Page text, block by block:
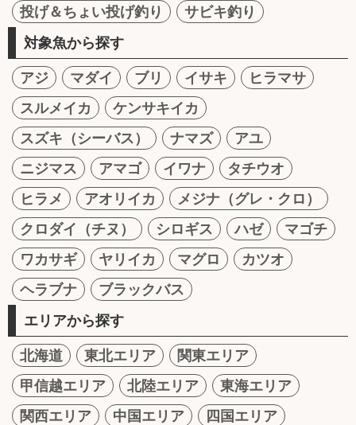
投げ＆ちょい投げ釣り
サビキ釣り
対象魚から探す
アジ マダイ ブリ イサキ
ヒラマサ
スルメイカ
ケンサキイカ
スズキ（シーバス）
ナマズ
アユ
ニジマス
アマゴ イワナ
タチウオ
ヒラメ
アオリイカ
メジナ（グレ・クロ）
クロダイ（チヌ）
シロギス ハゼ
マゴチ
ワカサギ
ヤリイカ マグロ
カツオ
ヘラブナ
ブラックバス
エリアから探す
北海道 東北エリア
関東エリア
甲信越エリア
北陸エリア
東海エリア
関西エリア
中国エリア
四国エリア